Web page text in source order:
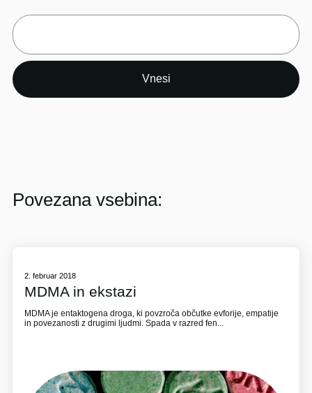
Povezana vsebina:
2. februar 2018
MDMA in ekstazi
MDMA je entaktogena droga, ki povzroča občutke evforije, empatije
in povezanosti z drugimi ljudmi. Spada v razred fen...